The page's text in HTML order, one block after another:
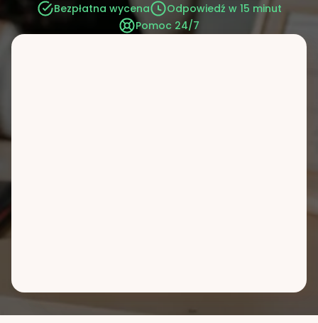
Bezpłatna wycena
Odpowiedź w 15 minut
Pomoc 24/7